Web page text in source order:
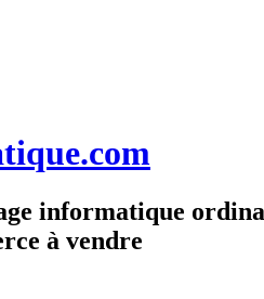
informatique
à vendre